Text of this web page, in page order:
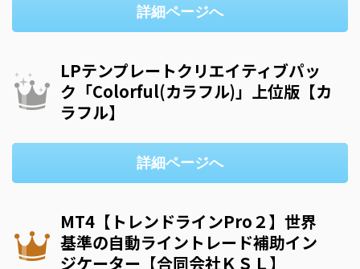
詳細ページへ
LPテンプレートクリエイティブパッ
ク「Colorful(カラフル)」上位版【カ
ラフル】
詳細ページへ
MT4【トレンドラインPro２】世界
基準の自動ライントレード補助イン
ジケーター【合同会社ＫＳＬ】